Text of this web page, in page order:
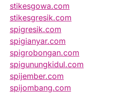
stikesgowa.com
stikesgresik.com
spigresik.com
spigianyar.com
spigrobongan.com
spigunungkidul.com
spijember.com
spijombang.com